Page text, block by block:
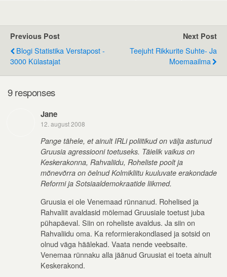
Previous Post
Blogi Statistika Verstapost -
3000 Külastajat
Next Post
Teejuht Rikkurite Suhte- Ja
Moemaailma
9 responses
Jane
12. august 2008
Pange tähele, et ainult IRLi poliitikud on välja astunud
Gruusia agressiooni toetuseks. Täielik vaikus on
Keskerakonna, Rahvaliidu, Roheliste poolt ja
mõnevõrra on öelnud Kolmikliitu kuuluvate erakondade
Reformi ja Sotsiaaldemokraatide liikmed.
Gruusia ei ole Venemaad rünnanud. Rohelised ja
Rahvaliit avaldasid mõlemad Gruusiale toetust juba
pühapäeval. Siin on roheliste avaldus. Ja siin on
Rahvaliidu oma. Ka reformierakondlased ja sotsid on
olnud väga häälekad. Vaata nende veebsaite.
Venemaa rünnaku alla jäänud Gruusiat ei toeta ainult
Keskerakond.